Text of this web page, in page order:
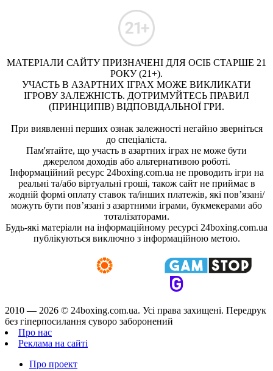
МАТЕРІАЛИ САЙТУ ПРИЗНАЧЕНІ ДЛЯ ОСІБ СТАРШЕ 21
РОКУ (21+).
УЧАСТЬ В АЗАРТНИХ ІГРАХ МОЖЕ ВИКЛИКАТИ
ІГРОВУ ЗАЛЕЖНІСТЬ. ДОТРИМУЙТЕСЬ ПРАВИЛ
(ПРИНЦИПІВ) ВІДПОВІДАЛЬНОЇ ГРИ.
При виявленні перших ознак залежності негайно зверніться
до спеціаліста.
Пам'ятайте, що участь в азартних іграх не може бути
джерелом доходів або альтернативою роботі.
Інформаційний ресурс 24boxing.com.ua не проводить ігри на
реальні та/або віртуальні гроші, також сайт не приймає в
жодній формі оплату ставок та/інших платежів, які пов’язані/
можуть бути пов’язані з азартними іграми, букмекерами або
тоталізаторами.
Будь-які матеріали на інформаційному ресурсі 24boxing.com.ua
публікуються виключно з інформаційною метою.
2010 — 2026 © 24boxing.com.ua. Усi права захищенi. Передрук
без гіперпосилання суворо заборонений
Про нас
Реклама на сайті
Про проект